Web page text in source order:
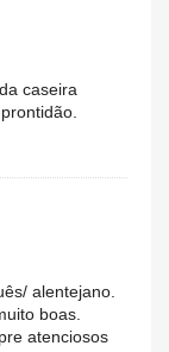
caseira
alentejano.
boas.
atenciosos